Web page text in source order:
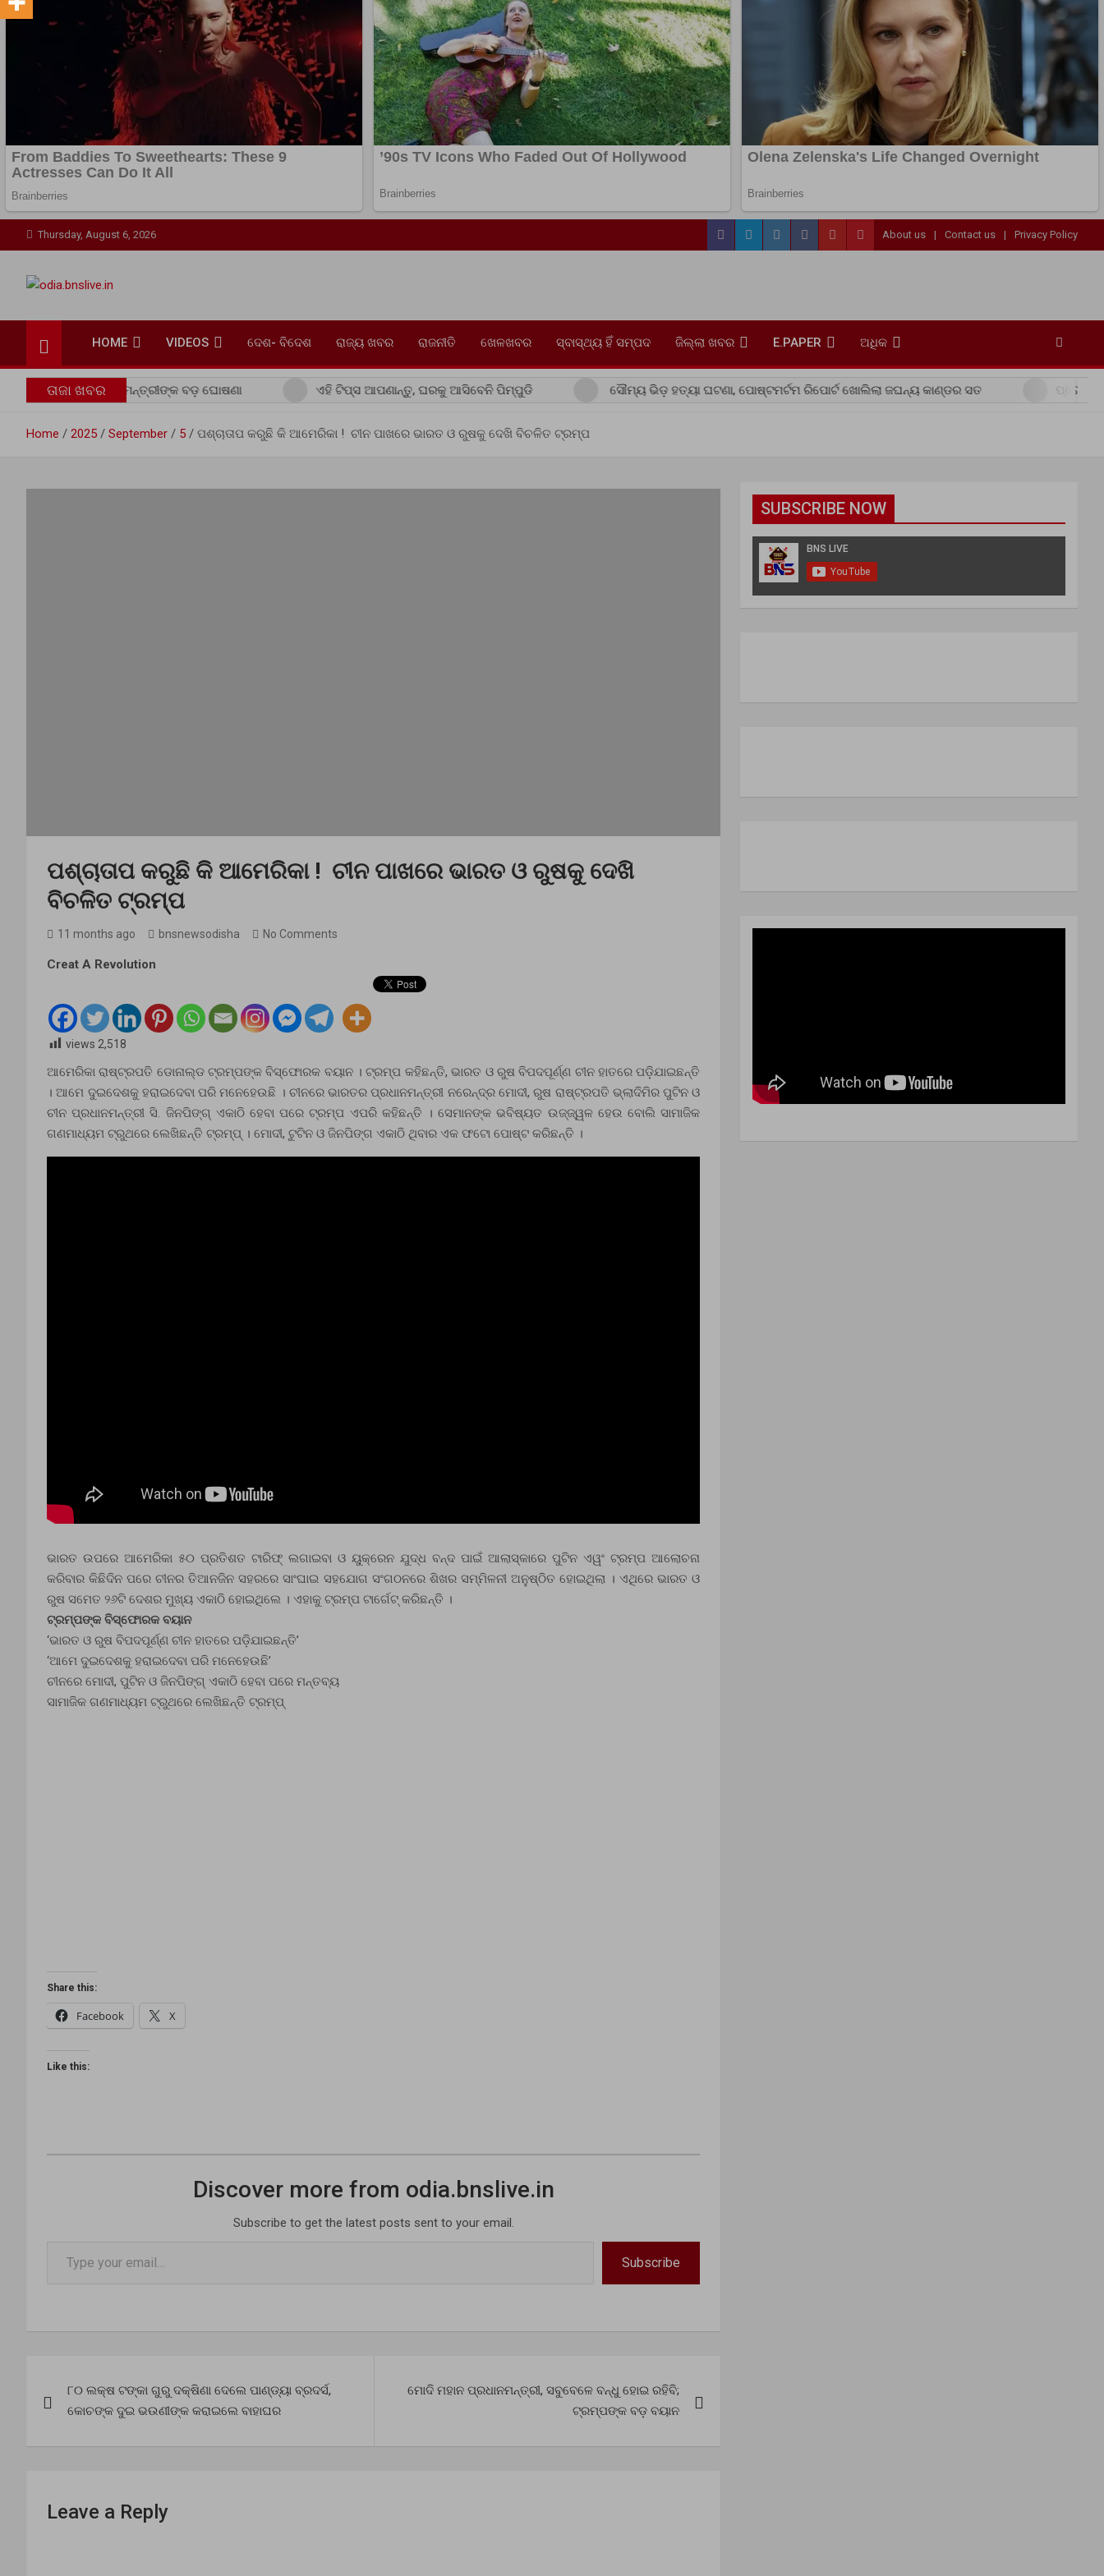
to
Thursday, August 6, 2026 About us Contact us Privacy Policy
odia.bnslive.in
HOME VIDEOS ଦେଶ- ବିଦେଶ ରାଜ୍ୟ ଖବର ରାଜନୀତି ଖେଳଖବର ସ୍ବାସ୍ଥ୍ୟ ହିଁ ସମ୍ପଦ ଜିଲ୍ଲା ଖବର E.PAPER ଅଧିକ
ତାଜା ଖବର
ନେଇ ମୁଖ୍ୟମନ୍ତ୍ରୀଙ୍କ ବଡ଼ ଘୋଷଣା ଏହି ଟିପ୍ସ ଆପଣାନ୍ତୁ, ଘରକୁ ଆସିବେନି ପିମ୍ପୁଡି ସୌମ୍ୟ ଭିଡ଼ ହତ୍ୟା ଘଟଣା, ପୋଷ୍ଟମର୍ଟମ ରିପୋର୍ଟ ଖୋଲିଲା ଜଘନ୍ୟ କାଣ୍ଡର ସତ ପ୍ରେମିକ ସାଜିଲା
Home 2025 September 5 ପଶ୍ଚାତାପ କରୁଛି କି ଆମେରିକା ! ଚୀନ ପାଖରେ ଭାରତ ଓ ରୁଷକୁ ଦେଖି ବିଚଳିତ ଟ୍ରମ୍ପ
ପଶ୍ଚାତାପ କରୁଛି କି ଆମେରିକା ! ଚୀନ ପାଖରେ ଭାରତ ଓ ରୁଷକୁ ଦେଖି
ବିଚଳିତ ଟ୍ରମ୍ପ
11 months ago bnsnewsodisha No Comments
Creat A Revolution
views 2,518
ଆମେରିକା ରାଷ୍ଟ୍ରପତି ଡୋନାଲ୍ଡ ଟ୍ରମ୍ପଙ୍କ ବିସ୍ଫୋରକ ବୟାନ । ଟ୍ରମ୍ପ କହିଛନ୍ତି, ଭାରତ ଓ ରୁଷ ବିପଦପୂର୍ଣ୍ଣ ଚୀନ ହାତରେ ପଡ଼ିଯାଇଛନ୍ତି
। ଆମେ ଦୁଇଦେଶକୁ ହରାଇଦେବା ପରି ମନେହେଉଛି । ଚୀନରେ ଭାରତର ପ୍ରଧାନମନ୍ତ୍ରୀ ନରେନ୍ଦ୍ର ମୋଦୀ, ରୁଷ ରାଷ୍ଟ୍ରପତି ଭ୍ଲାଦିମିର ପୁଟିନ ଓ
ଚୀନ ପ୍ରଧାନମନ୍ତ୍ରୀ ସି. ଜିନପିଙ୍ଗ୍ ଏକାଠି ହେବା ପରେ ଟ୍ରମ୍ପ ଏପରି କହିଛନ୍ତି । ସେମାନଙ୍କ ଭବିଷ୍ୟତ ଉଜ୍ଜ୍ୱଳ ହେଉ ବୋଲି ସାମାଜିକ
ଗଣମାଧ୍ୟମ ଟ୍ରୁଥରେ ଲେଖିଛନ୍ତି ଟ୍ରମ୍ପ୍ । ମୋଦୀ, ଟୁଟିନ ଓ ଜିନପିଙ୍ଗ ଏକାଠି ଥିବାର ଏକ ଫଟୋ ପୋଷ୍ଟ କରିଛନ୍ତି ।
ଭାରତ ଉପରେ ଆମେରିକା ୫୦ ପ୍ରତିଶତ ଟାରିଫ୍ ଲଗାଇବା ଓ ୟୁକ୍ରେନ ଯୁଦ୍ଧ ବନ୍ଦ ପାଇଁ ଆଲାସ୍କାରେ ପୁଟିନ ଏୱଂ ଟ୍ରମ୍ପ ଆଲୋଚନା
କରିବାର କିଛିଦିନ ପରେ ଚୀନର ତିଆନଜିନ ସହରରେ ସାଂଘାଇ ସହଯୋଗ ସଂଗଠନରେ ଶିଖର ସମ୍ମିଳନୀ ଅନୁଷ୍ଠିତ ହୋଇଥିଲା । ଏଥିରେ ଭାରତ ଓ
ରୁଷ ସମେତ ୨୬ଟି ଦେଶର ମୁଖ୍ୟ ଏକାଠି ହୋଇଥିଲେ । ଏହାକୁ ଟ୍ରମ୍ପ ଟାର୍ଗେଟ୍ କରିଛନ୍ତି ।
ଟ୍ରମ୍ପଙ୍କ ବିସ୍ଫୋରକ ବୟାନ
‘ଭାରତ ଓ ରୁଷ ବିପଦପୂର୍ଣ୍ଣ ଚୀନ ହାତରେ ପଡ଼ିଯାଇଛନ୍ତି’
‘ଆମେ ଦୁଇଦେଶକୁ ହରାଇଦେବା ପରି ମନେହେଉଛି’
ଚୀନରେ ମୋଦୀ, ପୁଟିନ ଓ ଜିନପିଙ୍ଗ୍ ଏକାଠି ହେବା ପରେ ମନ୍ତବ୍ୟ
ସାମାଜିକ ଗଣମାଧ୍ୟମ ଟ୍ରୁଥରେ ଲେଖିଛନ୍ତି ଟ୍ରମ୍ପ୍
Share this:
Facebook X
Like this:
Discover more from odia.bnslive.in
Subscribe to get the latest posts sent to your email.
Subscribe
navigation
୮୦ ଲକ୍ଷ ଟଙ୍କା ଗୁରୁ ଦକ୍ଷିଣା ଦେଲେ ପାଣ୍ଡ୍ୟା ବ୍ରଦର୍ସ,
କୋଚଙ୍କ ଦୁଇ ଭଉଣୀଙ୍କ କରାଇଲେ ବାହାଘର
ମୋଦି ମହାନ ପ୍ରଧାନମନ୍ତ୍ରୀ, ସବୁବେଳେ ବନ୍ଧୁ ହୋଇ ରହିବି;
ଟ୍ରମ୍ପଙ୍କ ବଡ଼ ବୟାନ
Leave a Reply
SUBSCRIBE NOW